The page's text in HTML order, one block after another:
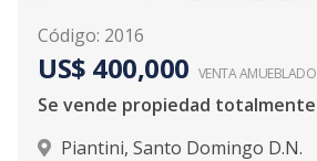
Código: 2016
US$ 400,000 VENTA AMUEBLADO
Piantini, Santo Domingo D.N.